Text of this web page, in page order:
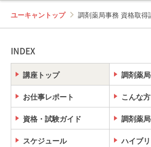
ユーキャントップ 調剤薬局事務 資格取得
INDEX
講座トップ 調剤薬
お仕事レポート こんな
資格・試験ガイド 調剤薬
スケジュール ハイブ